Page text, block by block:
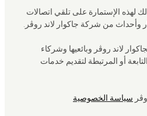
لهذه الإستمارة على تلقي اتصالات
من شركة جاكوار لاند روڤر.
لاند روڤر وبائعيها وشركاء
أو المرتبطة لتقديم خدمات
سياسة الخصوصية